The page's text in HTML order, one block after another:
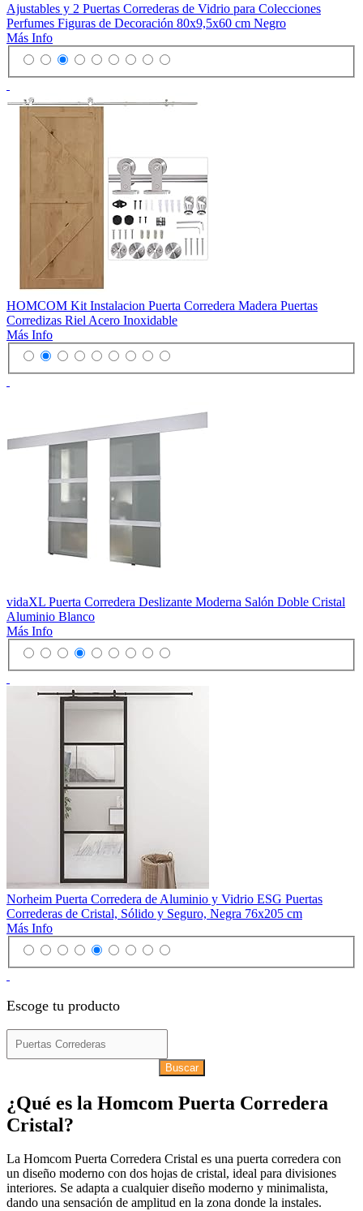
Ajustables y 2 Puertas Correderas de Vidrio para Colecciones
Perfumes Figuras de Decoración 80x9,5x60 cm Negro
Más Info
HOMCOM Kit Instalacion Puerta Corredera Madera Puertas
Corredizas Riel Acero Inoxidable
Más Info
vidaXL Puerta Corredera Deslizante Moderna Salón Doble Cristal
Aluminio Blanco
Más Info
Norheim Puerta Corredera de Aluminio y Vidrio ESG Puertas
Correderas de Cristal, Sólido y Seguro, Negra 76x205 cm
Más Info
Escoge tu producto
Buscar
¿Qué es la Homcom Puerta Corredera
Cristal?
La Homcom Puerta Corredera Cristal es una puerta corredera con
un diseño moderno con dos hojas de cristal, ideal para divisiones
interiores. Se adapta a cualquier diseño moderno y minimalista,
dando una sensación de amplitud en la zona donde la instales.